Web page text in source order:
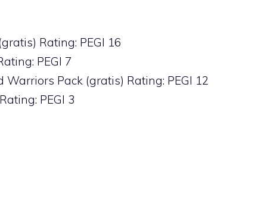
Rating: PEGI 16
PEGI 7
Pack (gratis) Rating: PEGI 12
PEGI 3